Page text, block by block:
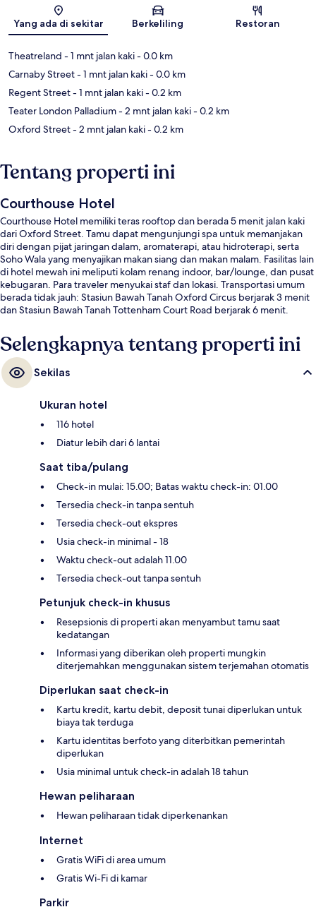
Peta
Yang ada di sekitar Berkeliling Restoran
Theatreland - 1 mnt jalan kaki- 0.0 km
Carnaby Street- 1 mnt jalan kaki- 0.0 km
Regent Street- 1 mnt jalan kaki- 0.2 km
Teater London Palladium- 2 mnt jalan kaki- 0.2 km
Oxford Street- 2 mnt jalan kaki- 0.2 km
Tentang properti ini
Courthouse Hotel
Courthouse Hotel memiliki teras rooftop dan berada 5 menit jalan kaki
dari Oxford Street. Tamu dapat mengunjungi spa untuk memanjakan
diri dengan pijat jaringan dalam, aromaterapi, atau hidroterapi, serta
Soho Wala yang menyajikan makan siang dan makan malam. Fasilitas lain
di hotel mewah ini meliputi kolam renang indoor, bar/lounge, dan pusat
kebugaran. Para traveler menyukai staf dan lokasi. Transportasi umum
berada tidak jauh: Stasiun Bawah Tanah Oxford Circus berjarak 3 menit
dan Stasiun Bawah Tanah Tottenham Court Road berjarak 6 menit.
Selengkapnya tentang properti ini
Sekilas
Ukuran hotel
116 hotel
Diatur lebih dari 6 lantai
Saat tiba/pulang
Check-in mulai: 15.00; Batas waktu check-in: 01.00
Tersedia check-in tanpa sentuh
Tersedia check-out ekspres
Usia check-in minimal - 18
Waktu check-out adalah 11.00
Tersedia check-out tanpa sentuh
Petunjuk check-in khusus
Resepsionis di properti akan menyambut tamu saat
kedatangan
Informasi yang diberikan oleh properti mungkin
diterjemahkan menggunakan sistem terjemahan otomatis
Diperlukan saat check-in
Kartu kredit, kartu debit, deposit tunai diperlukan untuk
biaya tak terduga
Kartu identitas berfoto yang diterbitkan pemerintah
diperlukan
Usia minimal untuk check-in adalah 18 tahun
Hewan peliharaan
Hewan peliharaan tidak diperkenankan
Internet
Gratis WiFi di area umum
Gratis Wi-Fi di kamar
Parkir